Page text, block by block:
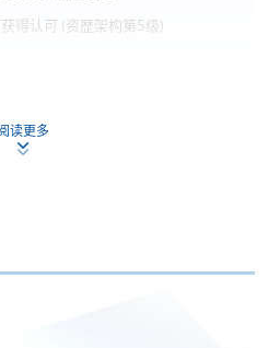
得认可 (资歴架构第5级)
读更多